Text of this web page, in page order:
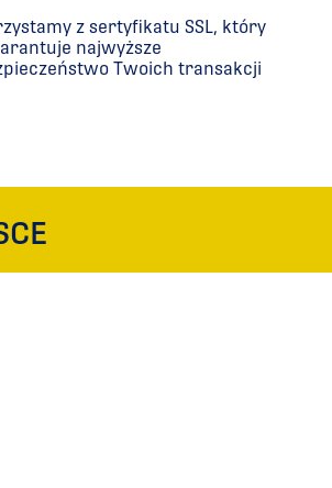
z sertyfikatu SSL, który
najwyższe
Twoich transakcji